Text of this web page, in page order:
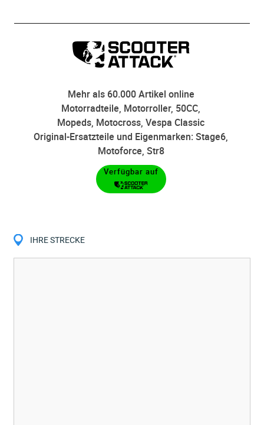
Mehr als 60.000 Artikel online
Motorradteile, Motorroller, 50CC,
Mopeds, Motocross, Vespa Classic
Original-Ersatzteile und Eigenmarken: Stage6,
Motoforce, Str8
Verfügbar auf
IHRE STRECKE